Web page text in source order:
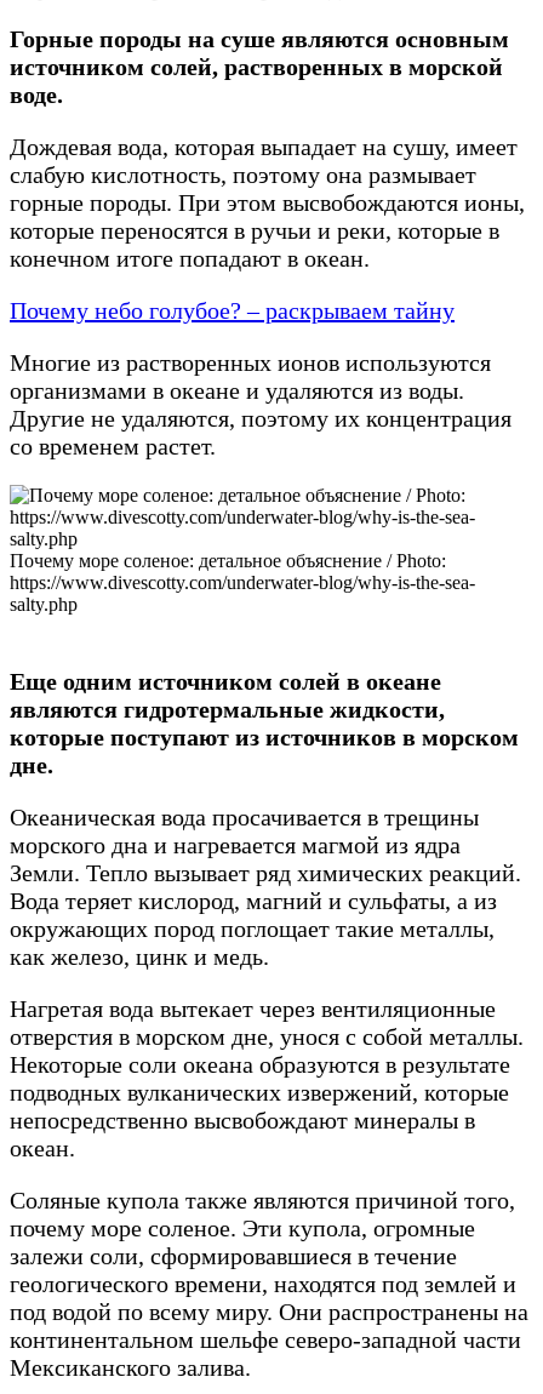
Горные породы на суше являются основным
источником солей, растворенных в морской
воде.
Дождевая вода, которая выпадает на сушу, имеет
слабую кислотность, поэтому она размывает
горные породы. При этом высвобождаются ионы,
которые переносятся в ручьи и реки, которые в
конечном итоге попадают в океан.
Почему небо голубое? – раскрываем тайну
Многие из растворенных ионов используются
организмами в океане и удаляются из воды.
Другие не удаляются, поэтому их концентрация
со временем растет.
Почему море соленое: детальное объяснение / Photo:
https://www.divescotty.com/underwater-blog/why-is-the-sea-
salty.php
Еще одним источником солей в океане
являются гидротермальные жидкости,
которые поступают из источников в морском
дне.
Океаническая вода просачивается в трещины
морского дна и нагревается магмой из ядра
Земли. Тепло вызывает ряд химических реакций.
Вода теряет кислород, магний и сульфаты, а из
окружающих пород поглощает такие металлы,
как железо, цинк и медь.
Нагретая вода вытекает через вентиляционные
отверстия в морском дне, унося с собой металлы.
Некоторые соли океана образуются в результате
подводных вулканических извержений, которые
непосредственно высвобождают минералы в
океан.
Соляные купола также являются причиной того,
почему море соленое. Эти купола, огромные
залежи соли, сформировавшиеся в течение
геологического времени, находятся под землей и
под водой по всему миру. Они распространены на
континентальном шельфе северо-западной части
Мексиканского залива.